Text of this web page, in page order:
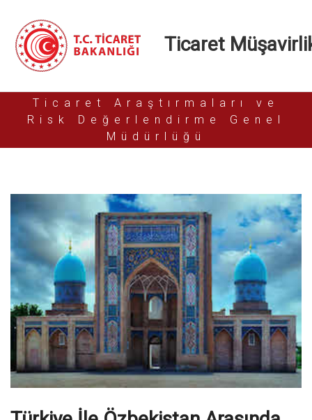
Ticaret
Ticaret Araştırmaları ve
Risk Değerlendirme Genel
Müdürlüğü